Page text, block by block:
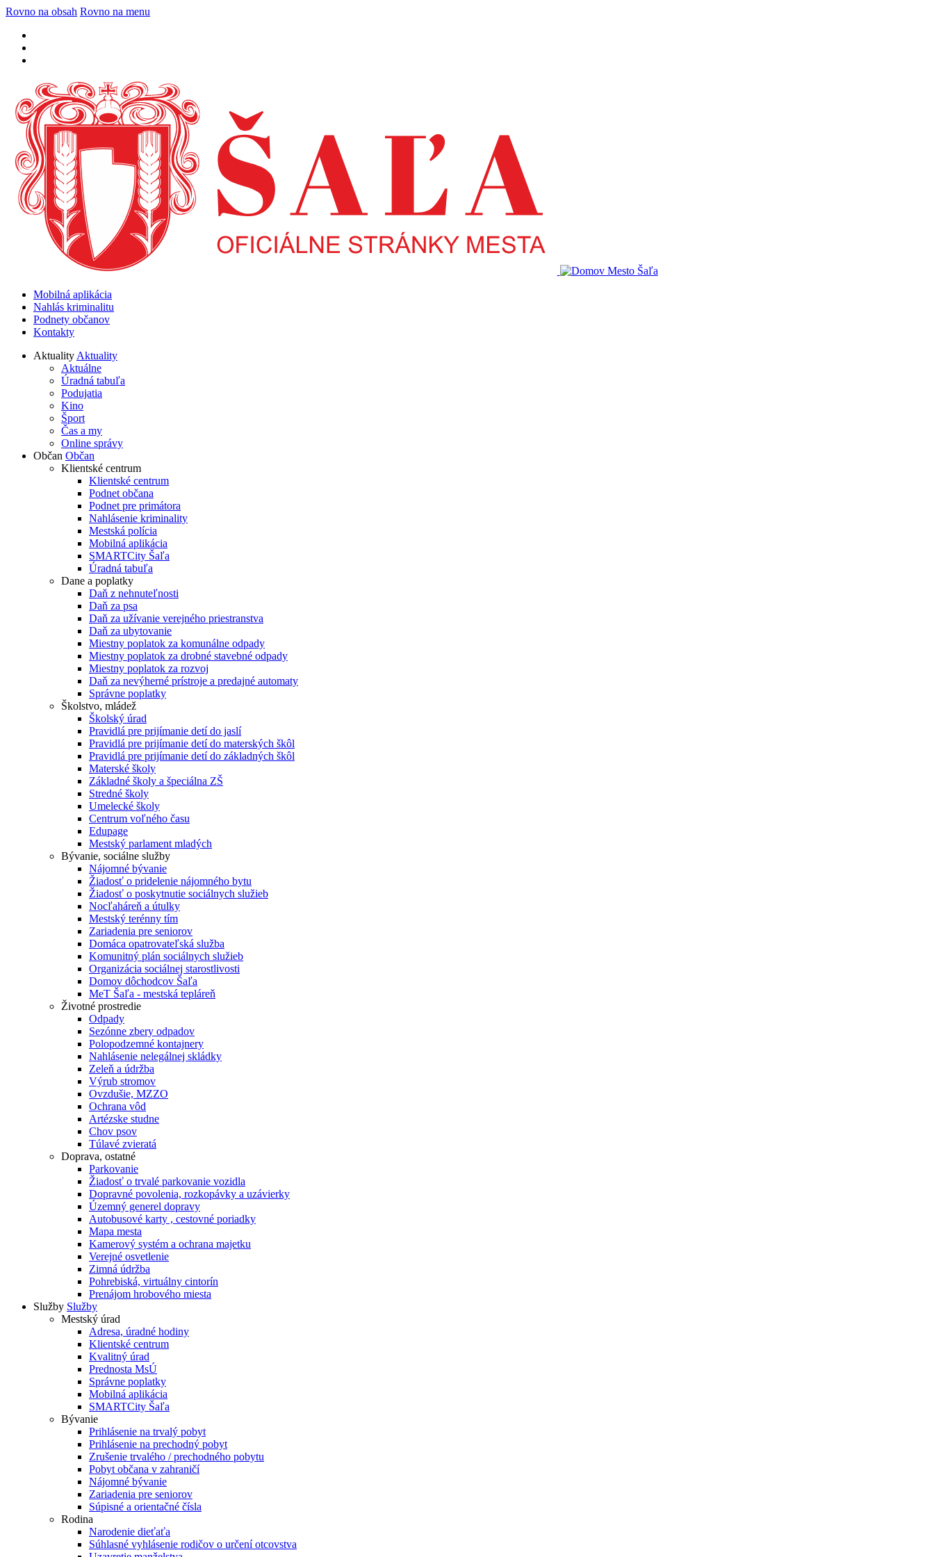
Rovno na obsah Rovno na menu
Mobilná aplikácia
Nahlás kriminalitu
Podnety občanov
Kontakty
AktualityAktuality
Aktuálne
Úradná tabuľa
Podujatia
Kino
Šport
Čas a my
Online správy
Občan Občan
Klientské centrum
Klientské centrum
Podnet občana
Podnet pre primátora
Nahlásenie kriminality
Mestská polícia
Mobilná aplikácia
SMARTCity Šaľa
Úradná tabuľa
Dane a poplatky
Daň z nehnuteľnosti
Daň za psa
Daň za užívanie verejného priestranstva
Daň za ubytovanie
Miestny poplatok za komunálne odpady
Miestny poplatok za drobné stavebné odpady
Miestny poplatok za rozvoj
Daň za nevýherné prístroje a predajné automaty
Správne poplatky
Školstvo, mládež
Školský úrad
Pravidlá pre prijímanie detí do jaslí
Pravidlá pre prijímanie detí do materských škôl
Pravidlá pre prijímanie detí do základných škôl
Materské školy
Základné školy a špeciálna ZŠ
Stredné školy
Umelecké školy
Centrum voľného času
Edupage
Mestský parlament mladých
Bývanie, sociálne služby
Nájomné bývanie
Žiadosť o pridelenie nájomného bytu
Žiadosť o poskytnutie sociálnych služieb
Nocľaháreň a útulky
Mestský terénny tím
Zariadenia pre seniorov
Domáca opatrovateľská služba
Komunitný plán sociálnych služieb
Organizácia sociálnej starostlivosti
Domov dôchodcov Šaľa
MeT Šaľa - mestská tepláreň
Životné prostredie
Odpady
Sezónne zbery odpadov
Polopodzemné kontajnery
Nahlásenie nelegálnej skládky
Zeleň a údržba
Výrub stromov
Ovzdušie, MZZO
Ochrana vôd
Artézske studne
Chov psov
Túlavé zvieratá
Doprava, ostatné
Parkovanie
Žiadosť o trvalé parkovanie vozidla
Dopravné povolenia, rozkopávky a uzávierky
Územný generel dopravy
Autobusové karty , cestovné poriadky
Mapa mesta
Kamerový systém a ochrana majetku
Verejné osvetlenie
Zimná údržba
Pohrebiská, virtuálny cintorín
Prenájom hrobového miesta
Služby Služby
Mestský úrad
Adresa, úradné hodiny
Klientské centrum
Kvalitný úrad
Prednosta MsÚ
Správne poplatky
Mobilná aplikácia
SMARTCity Šaľa
Bývanie
Prihlásenie na trvalý pobyt
Prihlásenie na prechodný pobyt
Zrušenie trvalého / prechodného pobytu
Pobyt občana v zahraničí
Nájomné bývanie
Zariadenia pre seniorov
Súpisné a orientačné čísla
Rodina
Narodenie dieťaťa
Súhlasné vyhlásenie rodičov o určení otcovstva